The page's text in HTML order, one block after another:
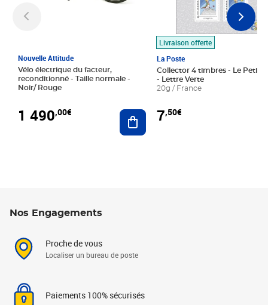
Nouvelle Attitude
Vélo électrique du facteur,
reconditionné - Taille normale -
Noir/ Rouge
1 490,00€ Ajouter au panier
Livraison offerte
La Poste
Collector 4 timbres - Le Petit
- Lettre Verte
20g / France
7,50€
Nos Engagements
Proche de vous
Localiser un bureau de poste
Paiements 100% sécurisés